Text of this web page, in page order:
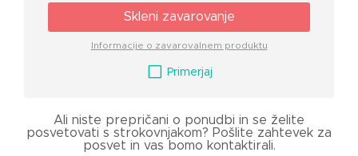
Skleni zavarovanje
Informacije o zavarovalnem produktu
V Primerjaj
Ali niste prepričani o ponudbi in se želite
posvetovati s strokovnjakom? Pošlite zahtevek za
posvet in vas bomo kontaktirali.